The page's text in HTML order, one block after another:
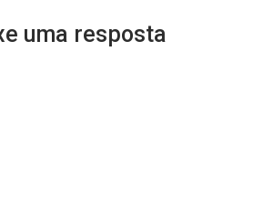
uma resposta